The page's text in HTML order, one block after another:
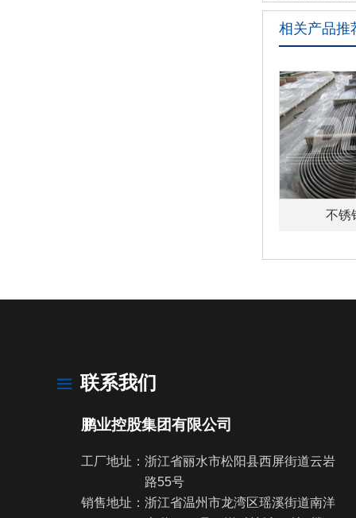
相关产品推
不锈
联系我们
鹏业控股集团有限公司
工厂地址：浙江省丽水市松阳县西屏街道云岩
路55号
销售地址：浙江省温州市龙湾区瑶溪街道南洋